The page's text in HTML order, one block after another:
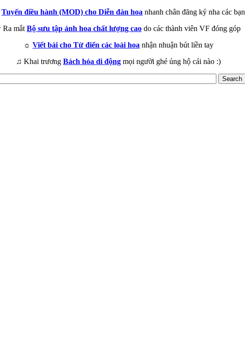
Tuyển điều hành (MOD) cho Diễn đàn hoa nhanh chân đăng ký nha các bạn
Ra mắt Bộ sưu tập ảnh hoa chất lượng cao do các thành viên VF đóng góp
☼ Viết bài cho Từ điển các loài hoa nhận nhuận bút liền tay
♫ Khai trương Bách hóa di động mọi người ghé ủng hộ cái nào :)